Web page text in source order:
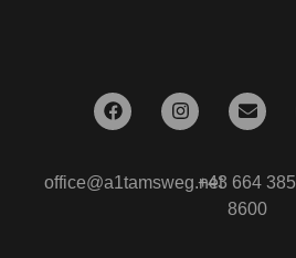
office@a1tamsweg.net+43 664 385
8600